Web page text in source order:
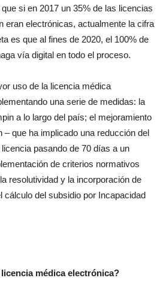
si en 2017 un 35% de las licencias
eran electrónicas, actualmente la cifra
es que al fines de 2020, el 100% de
vía digital en todo el proceso.
uso de la licencia médica
una serie de medidas: la
a lo largo del país; el mejoramiento
– que ha implicado una reducción del
pasando de 70 días a un
de criterios normativos
resolutividad y la incorporación de
cálculo del subsidio por Incapacidad
médica electrónica?